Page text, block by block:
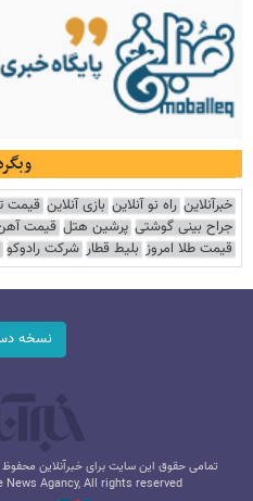
خبرآنلاین راه نو آنلاین بازی آنلاین قیمت
جراح بینی گوشتی پرشین هتل قیمت آهن
قیمت طلا امروز بلیط قطار شرکت رادوکو
نسخه
تمامی حقوق این سایت برای خبرآنلاین
Agancy, All rights reserved